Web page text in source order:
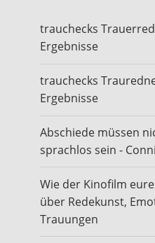
trauchecks
Ergebnisse
trauchecks
Ergebnisse
Abschiede müssen
sprachlos sein -
Wie der Kinofilm
über Redekunst,
Trauungen